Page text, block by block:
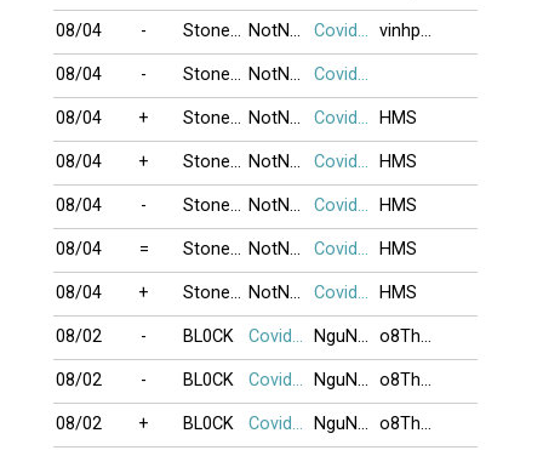
08/04 - StoneManUSA NotNow29 Covid19 vinhphu1
08/04 - StoneManUSA NotNow29 Covid19
08/04 + StoneManUSA NotNow29 Covid19 HMS
08/04 + StoneManUSA NotNow29 Covid19 HMS
08/04 - StoneManUSA NotNow29 Covid19 HMS
08/04 = StoneManUSA NotNow29 Covid19 HMS
08/04 + StoneManUSA NotNow29 Covid19 HMS
08/02 - BL0CK Covid19 NguNhuBo o8Than_Bai8o
08/02 - BL0CK Covid19 NguNhuBo o8Than_Bai8o
08/02 + BL0CK Covid19 NguNhuBo o8Than_Bai8o